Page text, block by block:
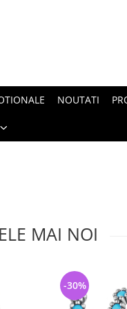
NOUTATI
MAI NOI
-30%